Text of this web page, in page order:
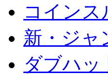
コインス
新・ジャ
ダブハッ